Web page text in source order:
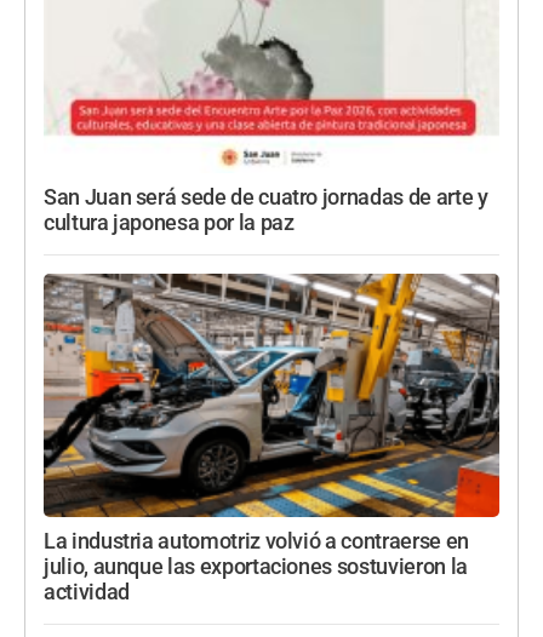
San Juan será sede de cuatro jornadas de arte y
cultura japonesa por la paz
La industria automotriz volvió a contraerse en
julio, aunque las exportaciones sostuvieron la
actividad